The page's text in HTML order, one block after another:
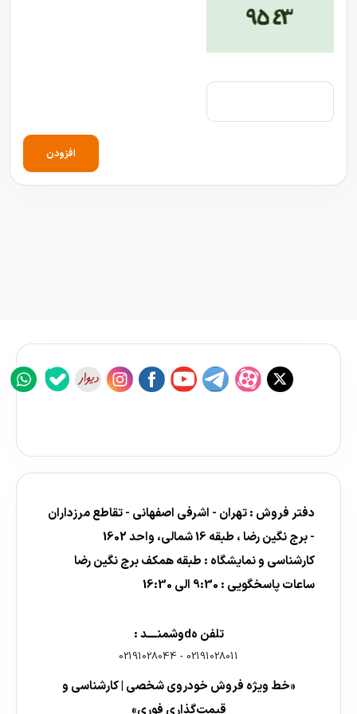
افزودن
دفتر فروش : تهران - اشرفی اصفهانی - تقاطع مرزداران
- برج نگین رضا ، طبقه 16 شمالی، واحد 1602
کارشناسی و نمایشگاه : طبقه همکف برج نگین رضا
ساعات پاسخگویی : 9:30 الی 16:30
تلفن هdوشمنــــد :
02191028011
-
02191028044
«خط ویژه فروش خودروی شخصی | کارشناسی و